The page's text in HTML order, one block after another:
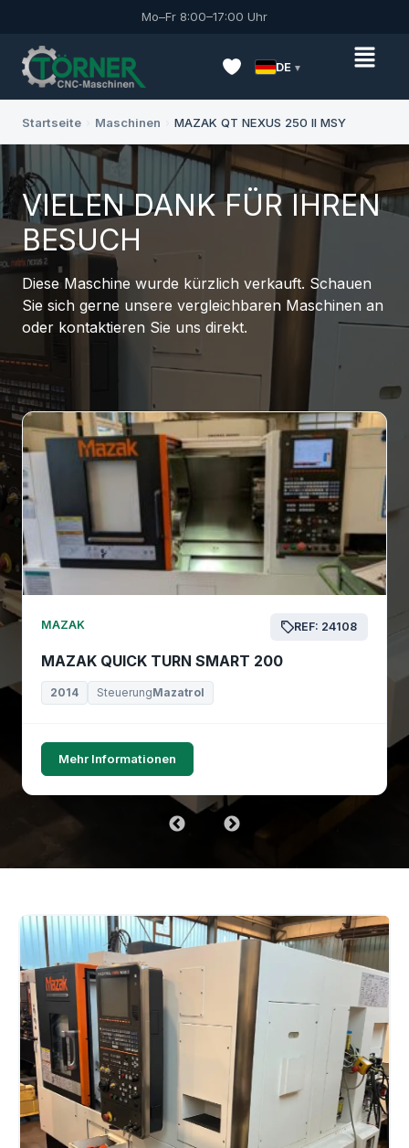
Mo–Fr 8:00–17:00 Uhr
DE
Startseite Maschinen MAZAK QT NEXUS 250 II MSY
VIELEN DANK FÜR IHREN
BESUCH
Diese Maschine wurde kürzlich verkauft. Schauen
Sie sich gerne unsere vergleichbaren Maschinen an
oder kontaktieren Sie uns direkt.
MAZAK REF: 24108
MAZAK QUICK TURN SMART 200
2014 SteuerungMazatrol
Mehr Informationen